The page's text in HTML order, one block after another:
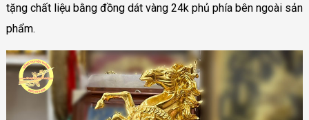
tặng chất liệu bằng đồng dát vàng 24k phủ phía bên ngoài sản
phẩm.